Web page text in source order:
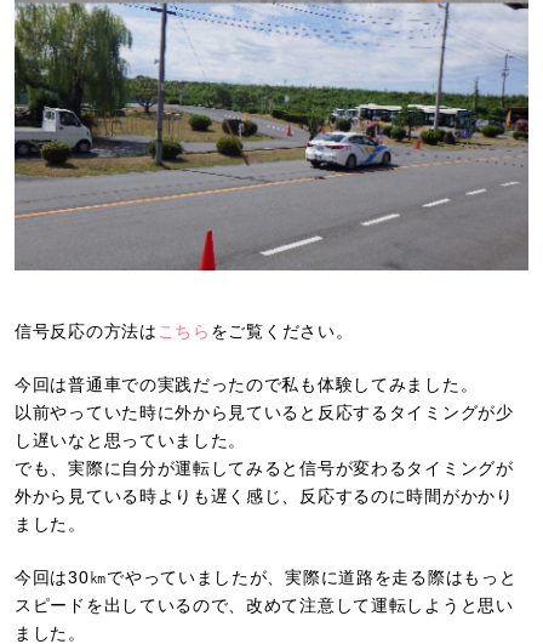
信号反応の方法は こちら をご覧ください。
今回は普通車での実践だったので私も体験してみました。
以前やっていた時に外から見ていると反応するタイミングが少
し遅いなと思っていました。
でも、実際に自分が運転してみると信号が変わるタイミングが
外から見ている時よりも遅く感じ、反応するのに時間がかかり
ました。
今回は30㎞でやっていましたが、実際に道路を走る際はもっと
スピードを出しているので、改めて注意して運転しようと思い
ました。